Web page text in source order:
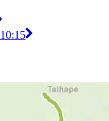
10:15